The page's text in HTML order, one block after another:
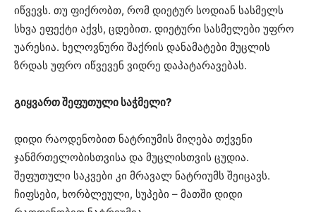
იწვევს. თუ ფიქრობთ, რომ დიეტურ სოდიან სასმელს
სხვა ეფექტი აქვს, ცდებით. დიეტური სასმელები უფრო
უარესია. ხელოვნური შაქრის დანამატები მუცლის
ზრდას უფრო იწვევენ ვიდრე დაპატარავებას.
გიყვართ შეფუთული საჭმელი?
დიდი რაოდენობით ნატრიუმის მიღება თქვენი
ჯანმრთელობისთვისა და მუცლისთვის ცუდია.
შეფუთული საკვები კი მრავალ ნატრიუმს შეიცავს.
ჩიფსები, ხორბლეული, სუპები – მათში დიდი